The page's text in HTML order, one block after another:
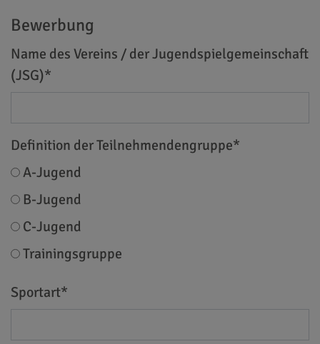
Bewerbung
Name des Vereins / der Jugendspielgemeinschaft
(JSG)*
Definition der Teilnehmendengruppe*
A-Jugend
B-Jugend
C-Jugend
Trainingsgruppe
Sportart*